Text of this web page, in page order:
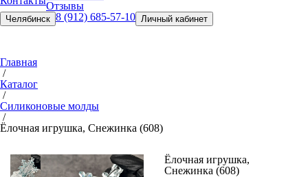
Отзывы
Челябинск 8 (912) 685-57-10 Личный кабинет
Главная
/
Каталог
/
Силиконовые молды
/
Ёлочная игрушка, Снежинка (608)
Ёлочная игрушка,
Снежинка (608)